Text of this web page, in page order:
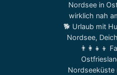
Nordsee in
wirklich nah
🐕 Urlaub mit
Nordsee,
👨‍👩‍👧‍👦
Nordseeküste